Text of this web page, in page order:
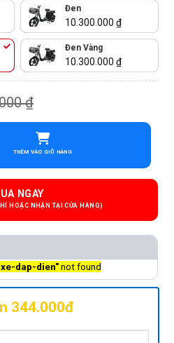
Đen
10.300.000 ₫
Đen Vàng
10.300.000 ₫
₫
16 số lượng
THÊM VÀO GIỎ HÀNG
NGAY
dap-dien"not found
344.000đ